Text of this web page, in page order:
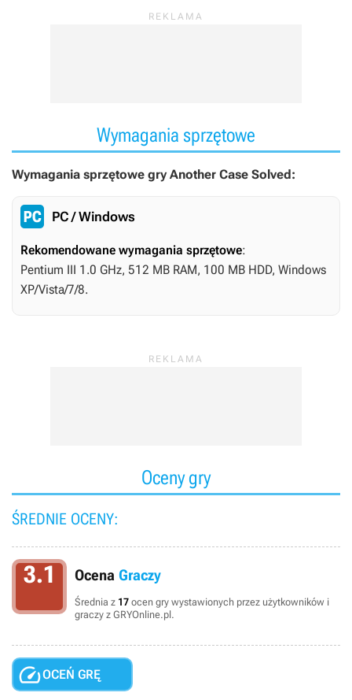
Wymagania sprzętowe
Wymagania sprzętowe gry Another Case Solved:
PC / Windows
Rekomendowane wymagania sprzętowe:
Pentium III 1.0 GHz, 512 MB RAM, 100 MB HDD, Windows
XP/Vista/7/8.
Oceny gry
ŚREDNIE OCENY:
3.1 Ocena Graczy
Średnia z 17 ocen gry wystawionych przez użytkowników i
graczy z GRYOnline.pl.
OCEŃ GRĘ